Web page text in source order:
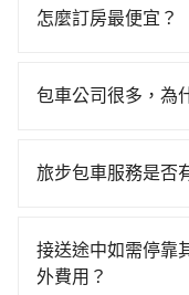
700元後，抵達阿
司機不按表收費，
預約包車，不僅每
共乘服務，最多可
旅店台中車站店到
時40元路邊停車費
差的車款，如果人
凹的車門仍未被修
樣。另外，偶爾也
灣大車隊、Uber、
看。依照里程跳錶
4%、密度僅雙北的
坑受騙。綜合以上
都是你從新驛旅店
怎麼訂房最便宜？
OTA (online travel
會員或者使用特定
Expedia.com、
完後預定就完成，
包車公司很多，為
以依照您行程人數
無隱藏費用，且還
策，讓您在規劃行
旅步包車服務是否
需要導覽服務，可
接送途中如需停靠
外費用？